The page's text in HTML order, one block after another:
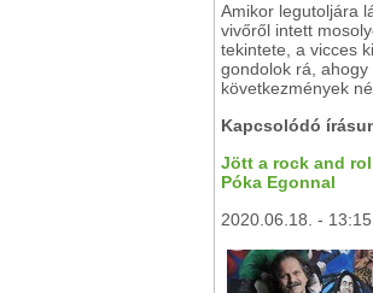
Amikor legutoljára
vivőről intett
tekintete, a vicces
gondolok rá,
következmények
Kapcsolódó
Jött a rock and
Póka Egonnal
2020.06.18. -